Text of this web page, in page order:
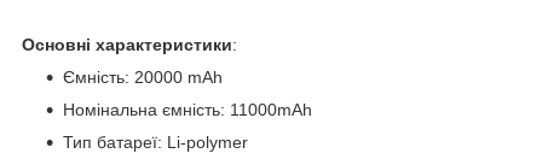
Основні характеристики:
Ємність: 20000 mAh
Номінальна ємність: 11000mAh
Тип батареї: Li-polymer